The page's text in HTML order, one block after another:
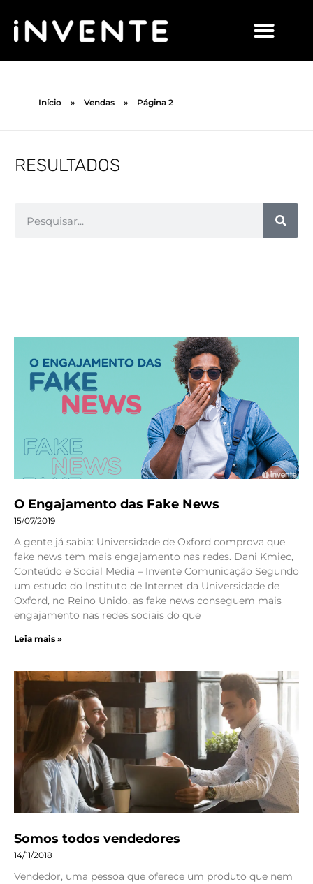
Início » Vendas » Página 2
RESULTADOS
O Engajamento das Fake News
15/07/2019
A gente já sabia: Universidade de Oxford comprova que
fake news tem mais engajamento nas redes. Dani Kmiec,
Conteúdo e Social Media – Invente Comunicação Segundo
um estudo do Instituto de Internet da Universidade de
Oxford, no Reino Unido, as fake news conseguem mais
engajamento nas redes sociais do que
Leia mais »
Somos todos vendedores
14/11/2018
Vendedor, uma pessoa que oferece um produto que nem